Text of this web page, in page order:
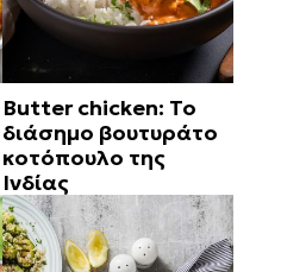
Butter chicken: Το
διάσημο βουτυράτο
κοτόπουλο της
Ινδίας